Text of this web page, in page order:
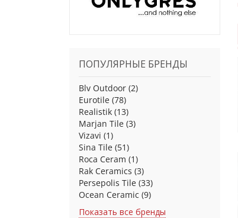
ПОПУЛЯРНЫЕ БРЕНДЫ
Blv Outdoor (2)
Eurotile (78)
Realistik (13)
Marjan Tile (3)
Vizavi (1)
Sina Tile (51)
Roca Ceram (1)
Rak Ceramics (3)
Persepolis Tile (33)
Ocean Ceramic (9)
Показать все бренды